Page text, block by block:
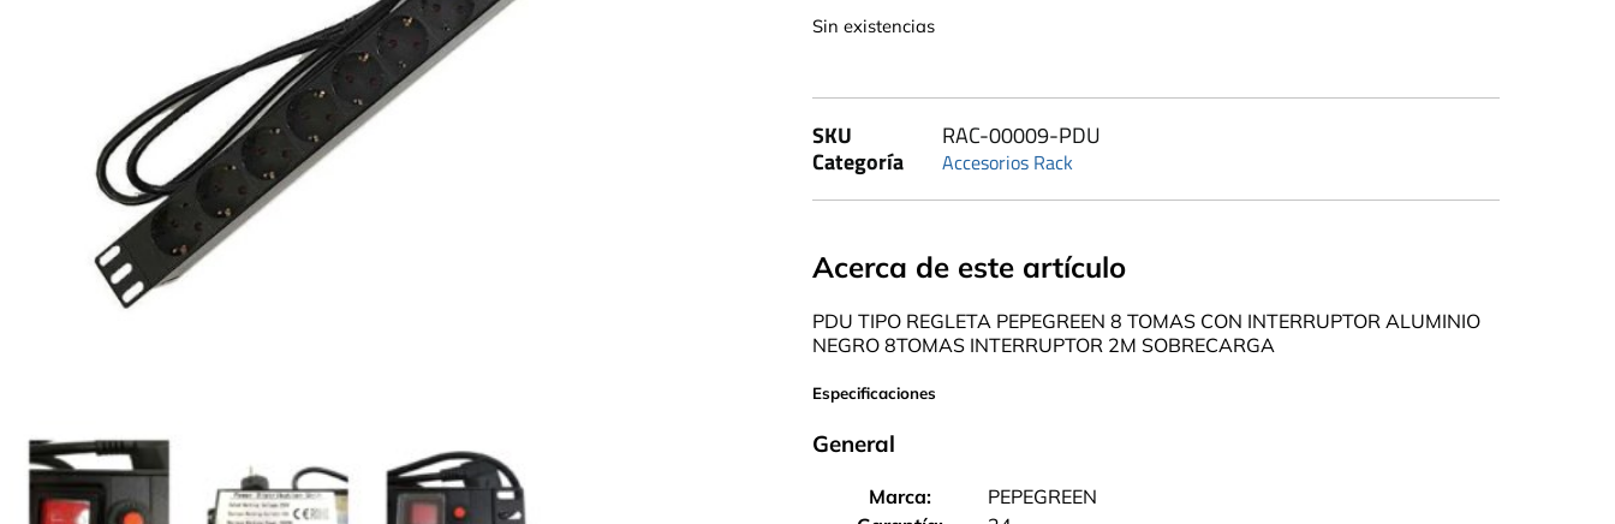
Sin existencias
SKU
RAC-00009-PDU
Categoría
Accesorios Rack
Acerca de este artículo
PDU TIPO REGLETA PEPEGREEN 8 TOMAS CON INTERRUPTOR ALUMINIO
NEGRO 8TOMAS INTERRUPTOR 2M SOBRECARGA
Especificaciones
General
Marca:
PEPEGREEN